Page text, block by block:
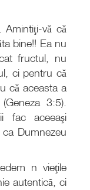
vă că
bine!! Ea nu
fructul, nu
ci pentru că
că aceasta a
3:5).
fac aceeaşi
Dumnezeu
n vieţile
autentică, ci